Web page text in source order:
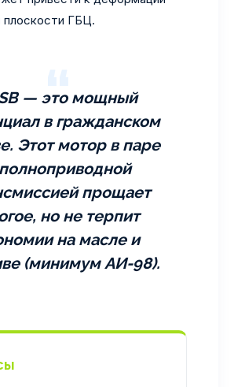
плоскости ГБЦ.
— это мощный
в гражданском
Этот мотор в паре
прощает
но не терпит
на масле и
(минимум АИ-98).